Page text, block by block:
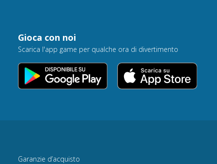
Gioca con noi
Scarica l'app game per qualche ora di divertimento
Garanzie d’acquisto